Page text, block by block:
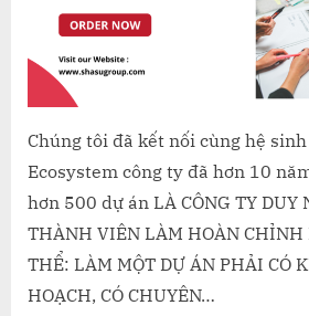
Chúng tôi đã kết nối cùng hệ
Ecosystem công ty đã hơn 10
hơn 500 dự án LÀ CÔNG TY DUY
THÀNH VIÊN LÀM HOÀN CHỈNH
THỂ: LÀM MỘT DỰ ÁN PHẢI CÓ
HOẠCH, CÓ CHUYÊN…